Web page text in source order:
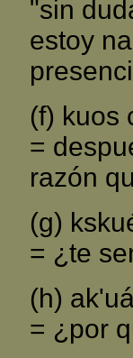
"sin
estoy
(f) kuos
=
razón
(g)
= ¿te
(h)
= ¿por